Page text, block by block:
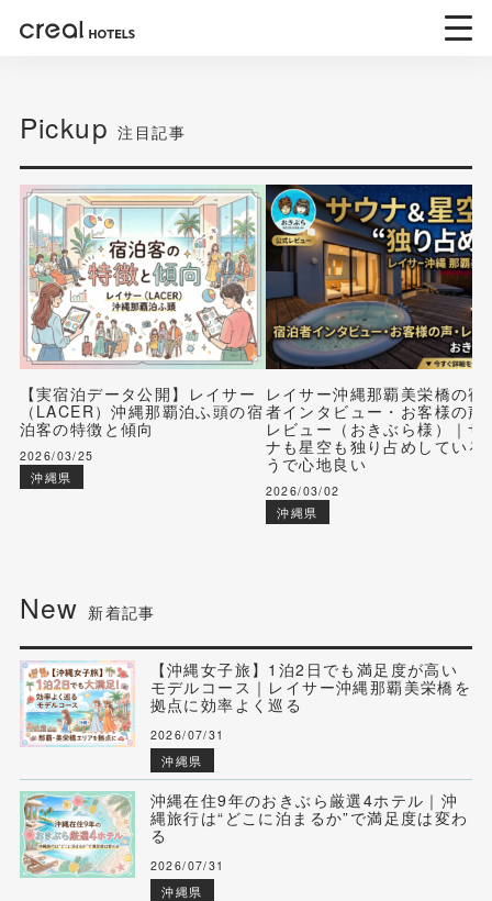
Pickup注目記事
【実宿泊データ公開】レイサー
（LACER）沖縄那覇泊ふ頭の宿
泊客の特徴と傾向
2026/03/25
沖縄県
レイサー沖縄那覇美栄橋の宿
者インタビュー・お客様の声
レビュー（おきぶら様）｜サ
ナも星空も独り占めしている
うで心地良い
2026/03/02
沖縄県
New 新着記事
【沖縄女子旅】1泊2日でも満足度が高い
モデルコース｜レイサー沖縄那覇美栄橋を
拠点に効率よく巡る
2026/07/31
沖縄県
沖縄在住9年のおきぶら厳選4ホテル｜沖
縄旅行は“どこに泊まるか”で満足度は変わ
る
2026/07/31
沖縄県